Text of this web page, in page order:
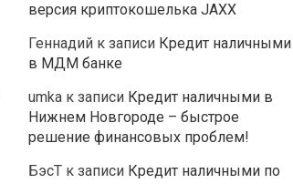
версия криптокошелька JAXX
Геннадий к записи Кредит наличными
в МДМ банке
umka к записи Кредит наличными в
Нижнем Новгороде – быстрое
решение финансовых проблем!
БэсТ к записи Кредит наличными по